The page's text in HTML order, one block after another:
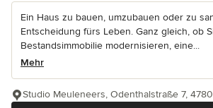
Ein Haus zu bauen, umzubauen oder zu
Entscheidung fürs Leben. Ganz gleich, ob
Bestandsimmobilie modernisieren, eine...
Mehr
Studio Meuleneers, Odenthalstraße 7,